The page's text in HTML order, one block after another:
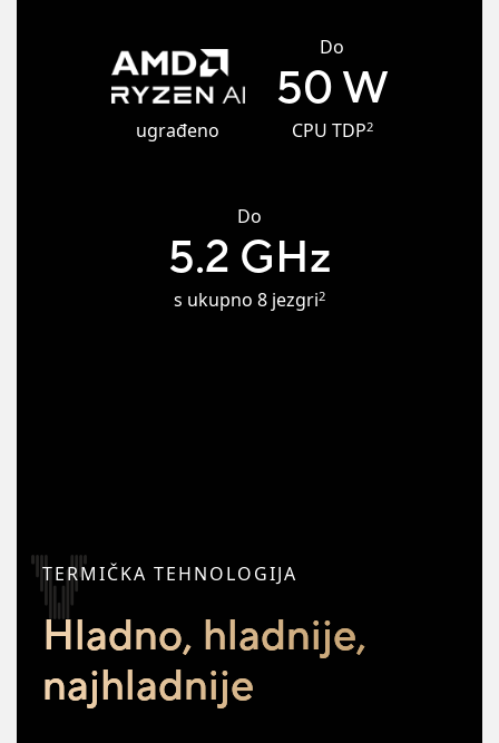
ugrađeno
Do
50 W
CPU TDP2
Do
5.2 GHz
s ukupno 8 jezgri2
TERMIČKA TEHNOLOGIJA
Hladno, hladnije,
najhladnije